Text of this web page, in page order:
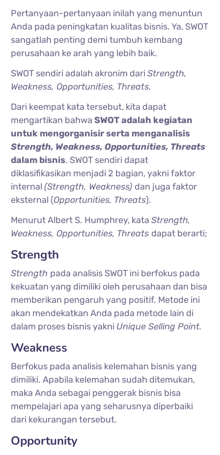
Pertanyaan-pertanyaan inilah yang menuntun
Anda pada peningkatan kualitas bisnis. Ya, SWOT
sangatlah penting demi tumbuh kembang
perusahaan ke arah yang lebih baik.
SWOT sendiri adalah akronim dariStrength,
Weakness, Opportunities, Threats.
Dari keempat kata tersebut, kita dapat
mengartikan bahwaSWOT adalah kegiatan
untuk mengorganisir serta menganalisis
Strength, Weakness, Opportunities, Threats
dalam bisnis. SWOT sendiri dapat
diklasifikasikan menjadi 2 bagian, yakni faktor
internal(Strength, Weakness) dan juga faktor
eksternal (Opportunities, Threats).
Menurut Albert S. Humphrey, kataStrength,
Weakness, Opportunities, Threats dapat berarti;
Strength
Strength pada analisis SWOT ini berfokus pada
kekuatan yang dimiliki oleh perusahaan dan bisa
memberikan pengaruh yang positif. Metode ini
akan mendekatkan Anda pada metode lain di
dalam proses bisnis yakni Unique Selling Point.
Weakness
Berfokus pada analisis kelemahan bisnis yang
dimiliki. Apabila kelemahan sudah ditemukan,
maka Anda sebagai penggerak bisnis bisa
mempelajari apa yang seharusnya diperbaiki
dari kekurangan tersebut.
Opportunity